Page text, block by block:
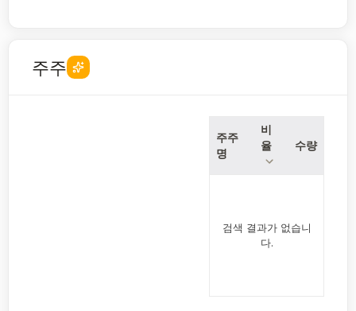
주주
주주
명
비
율
수량
검색 결과가 없습니
다.